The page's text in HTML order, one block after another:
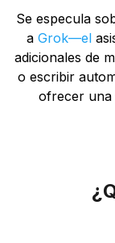
Se especula
a Grok—el
adicionales de
o escribir
ofrecer una